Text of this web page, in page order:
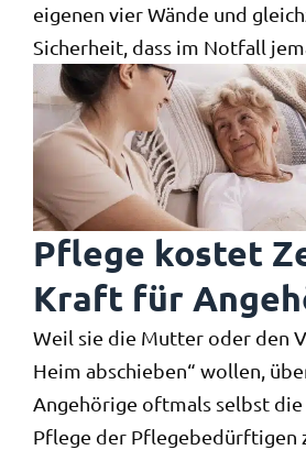
eigenen vier Wände und
Sicherheit, dass im Notfall
Pflege kostet
Kraft für
Weil sie die Mutter oder den
Heim abschieben“ wollen,
Angehörige oftmals selbst
Pflege der Pflegebedürftigen